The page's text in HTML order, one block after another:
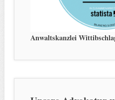
Anwaltskanzlei